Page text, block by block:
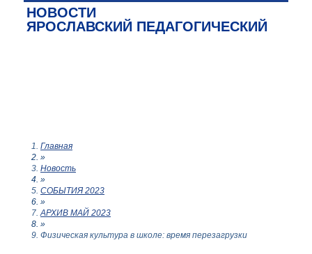
НОВОСТИ
ЯРОСЛАВСКИЙ ПЕДАГОГИЧЕСКИЙ
Главная
»
Новость
»
СОБЫТИЯ 2023
»
АРХИВ МАЙ 2023
»
Физическая культура в школе: время перезагрузки